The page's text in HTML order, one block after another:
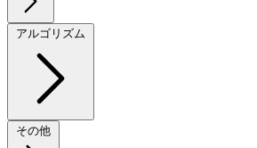
アルゴリズム
その他